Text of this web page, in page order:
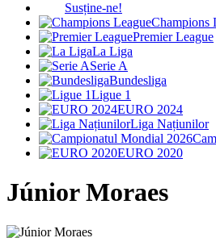
Susține-ne!
Champions
Premier League
La Liga
Serie A
Bundesliga
Ligue 1
EURO 2024
Liga Națiunilor
EURO 2020
Júnior Moraes